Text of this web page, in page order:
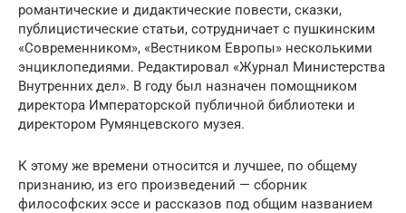
романтические и дидактические повести, сказки,
публицистические статьи, сотрудничает с пушкинским
«Современником», «Вестником Европы» несколькими
энциклопедиями. Редактировал «Журнал Министерства
Внутренних дел». В году был назначен помощником
директора Императорской публичной библиотеки и
директором Румянцевского музея.
К этому же времени относится и лучшее, по общему
признанию, из его произведений — сборник
философских эссе и рассказов под общим названием